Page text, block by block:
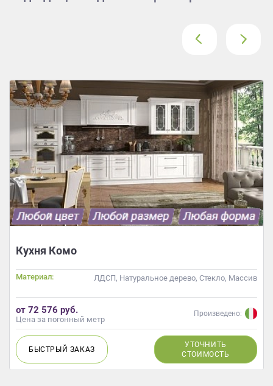
Кухня Комо
Материал: ЛДСП, Натуральное дерево, Стекло, Массив
от 72 576 руб.
Цена за погонный метр
Произведено:
БЫСТРЫЙ ЗАКАЗ
УТОЧНИТЬ
СТОИМОСТЬ